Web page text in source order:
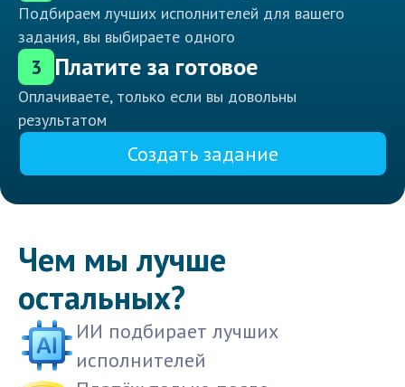
Подбираем лучших исполнителей для вашего
задания, вы выбираете одного
3 Платите за готовое
Оплачиваете, только если вы довольны
результатом
Создать задание
Чем мы лучше
остальных?
ИИ подбирает лучших
исполнителей